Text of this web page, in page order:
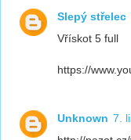
Slepý střelec
Vřískot 5 full
https://
Unknown 7.